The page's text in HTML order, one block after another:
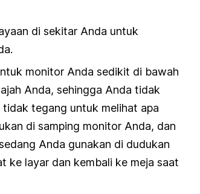
di sekitar Anda untuk
monitor Anda sedikit di bawah
Anda, sehingga Anda tidak
tegang untuk melihat apa
di samping monitor Anda, dan
Anda gunakan di dudukan
ke layar dan kembali ke meja saat